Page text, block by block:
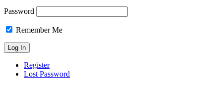
Password
Remember Me
Register
Lost Password